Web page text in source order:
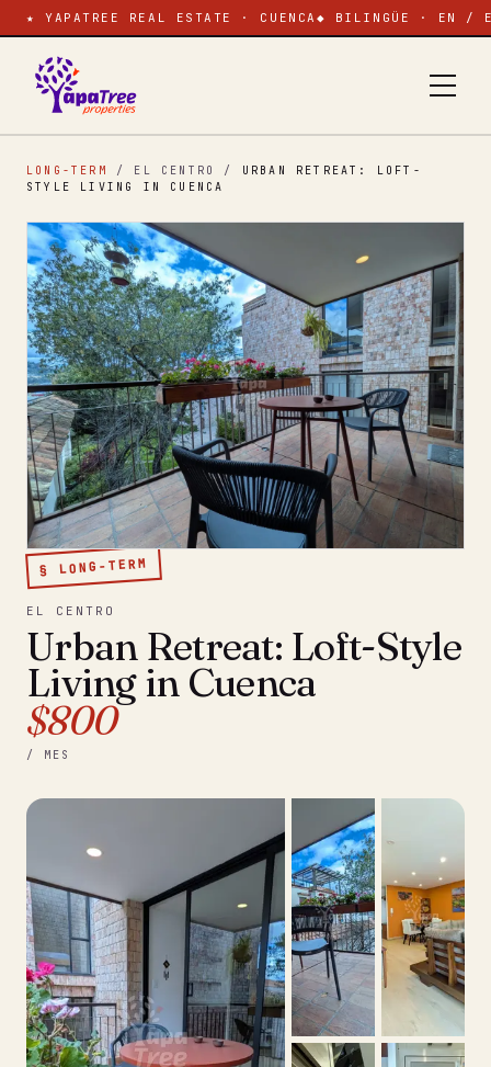
★ YAPATREE REAL ESTATE · CUENCA ◆ BILINGÜE · EN /
LONG-TERM / EL CENTRO / URBAN RETREAT: LOFT-
STYLE LIVING IN CUENCA
§ LONG-TERM
EL CENTRO
Urban Retreat: Loft-Style
Living in Cuenca
$800
/ MES